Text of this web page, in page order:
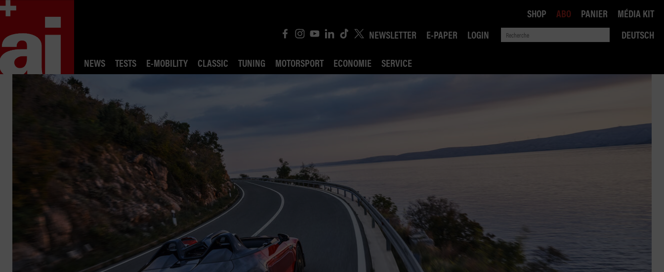
NEWSLETTER E-PAPER LOGIN
DEUTSCH
NEWS
TESTS E-MOBILITY CLASSIC TUNING MOTORSPORT ECONOMIE SERVICE
SHOP ABO PANIER MÉDIA KIT